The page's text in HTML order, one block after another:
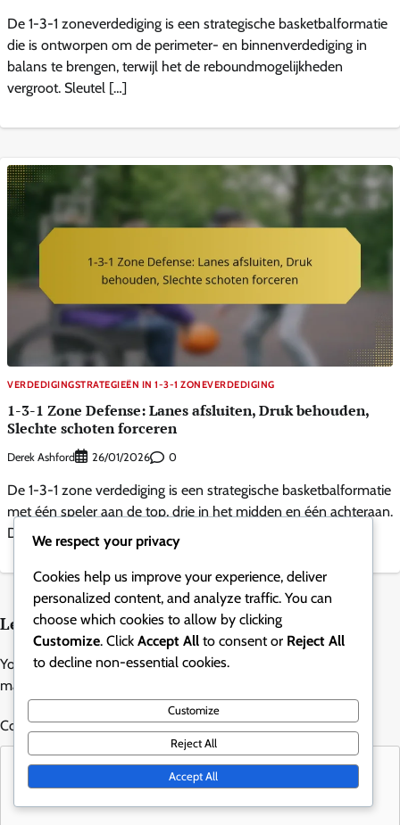
De 1-3-1 zoneverdediging is een strategische basketbalformatie
die is ontworpen om de perimeter- en binnenverdediging in
balans te brengen, terwijl het de reboundmogelijkheden
vergroot. Sleutel […]
VERDEDIGINGSTRATEGIEËN IN 1-3-1 ZONEVERDEDIGING
1-3-1 Zone Defense: Lanes afsluiten, Druk behouden,
Slechte schoten forceren
Derek Ashford 26/01/2026 0
De 1-3-1 zone verdediging is een strategische basketbalformatie
met één speler aan de top, drie in het midden en één achteraan.
Deze opstelling is ontworpen […]
Leave a Reply
Your email address will not be published.
marked
Comment*
We respect your privacy
Cookies help us improve your experience, deliver
personalized content, and analyze traffic. You can
choose which cookies to allow by clicking
Customize. Click Accept All to consent or Reject All
to decline non-essential cookies.
Customize
Reject All
Accept All